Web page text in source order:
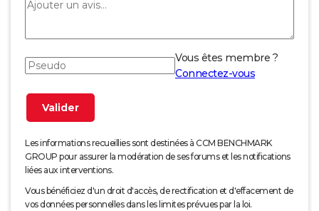
Vous êtes membre ?
Connectez-vous
Les informations recueillies sont destinées à CCM BENCHMARK
GROUP pour assurer la modération de ses forums et les notifications
liées aux interventions.
Vous bénéficiez d'un droit d'accès, de rectification et d'effacement de
vos données personnelles dans les limites prévues par la loi.